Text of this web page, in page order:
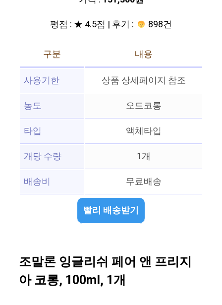
평점 : ★ 4.5점 | 후기 :
898건
구분
내용
사용기한
상품 상세페이지 참조
농도
오드코롱
타입
액체타입
개당 수량
1개
배송비
무료배송
빨리 배송받기
조말론 잉글리쉬 페어 앤 프리지
아 코롱, 100ml, 1개